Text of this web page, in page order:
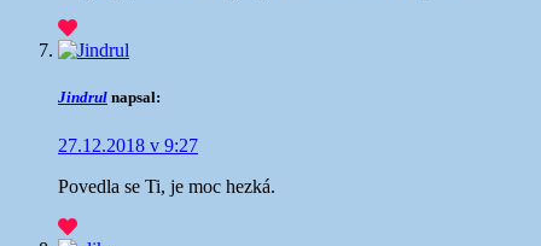
Jindrul napsal:
27.12.2018 v 9:27
Povedla se Ti, je moc hezká.